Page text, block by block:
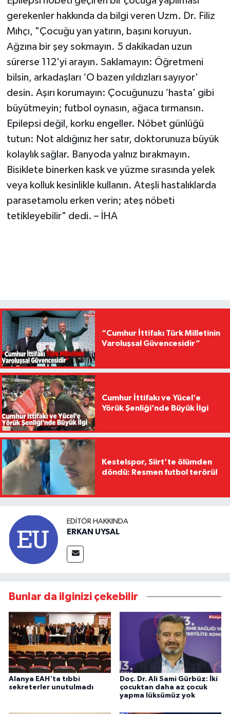
gerekenler hakkında da bilgi veren Uzm. Dr. Filiz
Mıhçı, "Çocuğu yan yatırın, başını koruyun.
Ağzına bir şey sokmayın. 5 dakikadan uzun
sürerse 112'yi arayın. Saklamayın: Öğretmeni
bilsin, arkadaşları ‘O bazen yıldızları sayıyor'
desin. Aşırı korumayın: Çocuğunuzu ‘hasta' gibi
büyütmeyin; futbol oynasın, ağaca tırmansın.
Epilepsi değil, korku engeller. Nöbet günlüğü
tutun: Not aldığınız her satır, doktorunuza büyük
kolaylık sağlar. Banyoda yalnız bırakmayın.
Bisiklete binerken kask ve yüzme sırasında yelek
veya kolluk kesinlikle kullanın. Ateşli hastalıklarda
parasetamolu erken verin; ateş nöbeti
tetikleyebilir" dedi. – İHA
“Cumhur İttifakı Türk Milletinin
Varoluşsal Güvencesidir”
Cumhur İttifakı ve Yücel’e
Yörük Şenliği’nde Büyük İlgi
Kestelspor, Siirt’te ölümden
döndü: Resmen futbol terörü!
EDITÖR HAKKINDA
ERKAN UYSAL
Bunlar da ilginizi çekebilir
Alanya EAH'ta tıbbi
sekreterler unutulmadı
Doç. Dr. Ali Sami Gürbüz: İki
çocuktan daha az çocuk
yapma lüksümüz yok